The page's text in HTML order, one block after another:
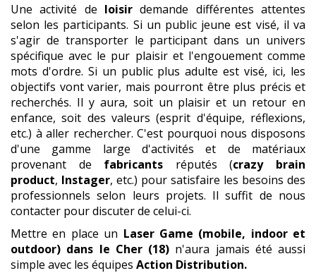
Une activité de loisir demande différentes attentes
selon les participants. Si un public jeune est visé, il va
s'agir de transporter le participant dans un univers
spécifique avec le pur plaisir et l'engouement comme
mots d'ordre. Si un public plus adulte est visé, ici, les
objectifs vont varier, mais pourront être plus précis et
recherchés. Il y aura, soit un plaisir et un retour en
enfance, soit des valeurs (esprit d'équipe, réflexions,
etc.) à aller rechercher. C'est pourquoi nous disposons
d'une gamme large d'activités et de matériaux
provenant de fabricants réputés (crazy brain
product, Instager, etc.) pour satisfaire les besoins des
professionnels selon leurs projets. Il suffit de nous
contacter pour discuter de celui-ci.
Mettre en place un Laser Game (mobile, indoor et
outdoor) dans le Cher (18) n'aura jamais été aussi
simple avec les équipes Action Distribution.